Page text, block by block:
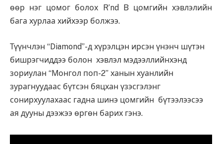
өөр нэг цомог болох R’nd B цомгийн хэвлэлийн
бага хурлаа хийхээр болжээ.
Түүнчлэн “Diamond”-д хүрэлцэн ирсэн үнэнч шүтэн
бишрэгчиддээ болон хэвлэл мэдээллийнхэнд
зориулан “Монгол поп-2” ханын хуанлийн
зурагнуудаас бүтсэн бяцхан үзэсгэлэнг
сонирхуулахаас гадна шинэ цомгийн бүтээлээсээ
ая дууны дээжээ өргөн барих гэнэ.